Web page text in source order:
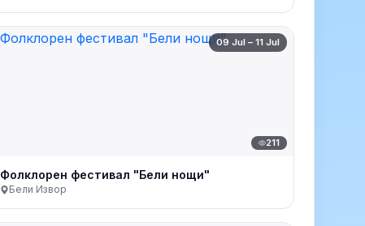
09 Jul – 11 Jul
211
Фолклорен фестивал "Бели нощи"
Бели Извор